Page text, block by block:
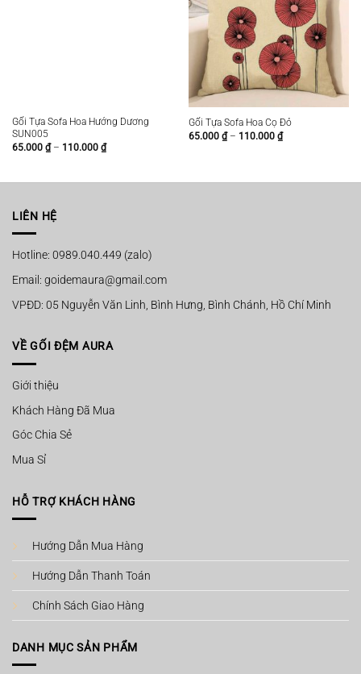
Gối Tựa Sofa Hoa Hướng Dương
SUN005
65.000 ₫ – 110.000 ₫Khoảng
đến
Gối Tựa Sofa Hoa Cọ Đỏ
65.000 ₫ – 110.000 ₫Khoảng
110.000 ₫
LIÊN HỆ
Hotline: 0989.040.449 (zalo)
Email: goidemaura@gmail.com
VPĐD: 05 Nguyễn Văn Linh, Bình Hưng, Bình Chánh, Hồ Chí Minh
VỀ GỐI ĐỆM AURA
Giới thiệu
Khách Hàng Đã Mua
Góc Chia Sẻ
Mua Sỉ
HỖ TRỢ KHÁCH HÀNG
Hướng Dẫn Mua Hàng
Hướng Dẫn Thanh Toán
Chính Sách Giao Hàng
DANH MỤC SẢN PHẨM